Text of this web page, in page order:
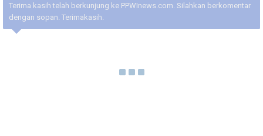
Terima kasih telah berkunjung ke PPWInews.com. Silahkan berkomentar
dengan sopan. Terimakasih.